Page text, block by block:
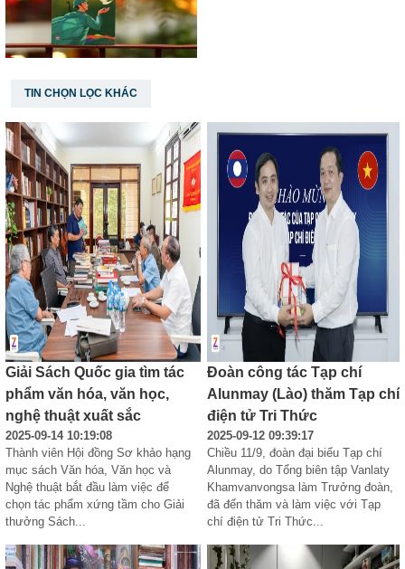
TIN CHỌN LỌC KHÁC
Giải Sách Quốc gia tìm tác
phẩm văn hóa, văn học,
nghệ thuật xuất sắc
2025-09-14 10:19:08
Thành viên Hội đồng Sơ khảo hạng
mục sách Văn hóa, Văn học và
Nghệ thuật bắt đầu làm việc để
chọn tác phẩm xứng tầm cho Giải
thưởng Sách...
Đoàn công tác Tạp chí
Alunmay (Lào) thăm Tạp chí
điện tử Tri Thức
2025-09-12 09:39:17
Chiều 11/9, đoàn đại biểu Tạp chí
Alunmay, do Tổng biên tập Vanlaty
Khamvanvongsa làm Trưởng đoàn,
đã đến thăm và làm việc với Tạp
chí điện tử Tri Thức...